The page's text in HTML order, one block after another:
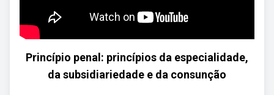
Princípio penal: princípios da especialidade,
da subsidiariedade e da consunção